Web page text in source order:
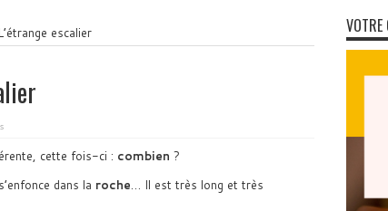
escalier
cette fois-ci : combien ?
dans la roche… Il est très long et très
VOTRE